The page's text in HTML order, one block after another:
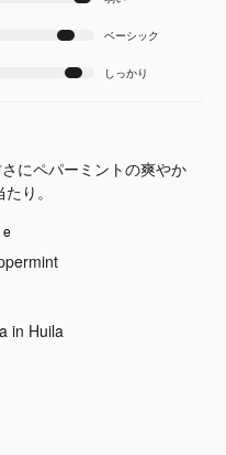
ベーシック
しっかり
にペパーミントの爽やか
り。
in Huila